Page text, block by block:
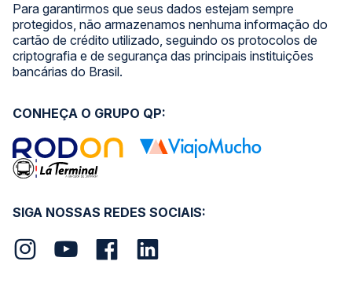
Para garantirmos que seus dados estejam sempre
protegidos, não armazenamos nenhuma informação do
cartão de crédito utilizado, seguindo os protocolos de
criptografia e de segurança das principais instituições
bancárias do Brasil.
SIGA NOSSAS REDES SOCIAIS:
CONHEÇA O GRUPO QP: